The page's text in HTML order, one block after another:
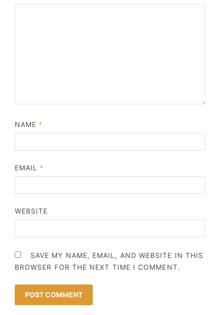
NAME *
EMAIL *
WEBSITE
SAVE MY NAME, EMAIL, AND WEBSITE IN THIS
BROWSER FOR THE NEXT TIME I COMMENT.